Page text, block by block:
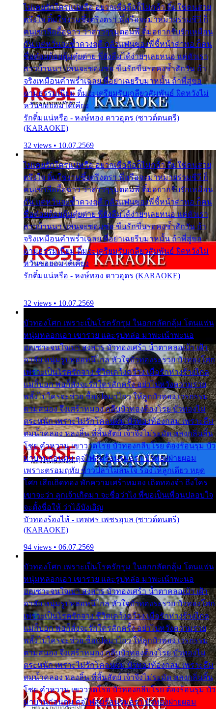
ไม่เคยรักใครแน่หรือ อยากเชื่อถือก็ไม่กล้า ติ๋มใช่คนสวย
ตรึงใจ ติ๋มใช่งามซึ้งตรึงตรา พี่หรือจะมาหมายร่วมชีวี ก็
คนเขาลืออื้อฉาว ว่าสาวๆรุมตอมพี่ ติ๋มอยากรับรักเหมือน
กัน แต่หวั่นจะช้ำดวงฤดี กลัวแฟนของพี่ชี้หน้าด่าทอ ก็คน
ชื่อต๋อยต้อยตุ้มตุ๋ยต่าย พี่ยังลืมได้ง่ายๆเลยหนอ แค่ตัวเรา
สาวบ้านนา แสนจะซอมซ่อ ขืนรักขืนรอคงช้ำสักวัน ถ้า
จริงเหมือนคำพร่ำเฉลย พี่อย่าเฉยรีบมาหมั้น ถ้าพี่สู่ขอ
ตามธรรมเนียม ติ๋มจะเตรียมรับเกลียวสัมพันธ์ ผิดหวังไม่
หวั่นขอยอมได้เคียง
รักติ๋มแน่หรือ - หงษ์ทอง ดาวอุดร (ซาวด์ดนตรี)
(KARAOKE)
32 views • 10.07.2569
ไม่เคยรักใครแน่หรือ อยากเชื่อถือก็ไม่กล้า ติ๋มใช่คนสวย
ตรึงใจ ติ๋มใช่งามซึ้งตรึงตรา พี่หรือจะมาหมายร่วมชีวี ก็
คนเขาลืออื้อฉาว ว่าสาวๆรุมตอมพี่ ติ๋มอยากรับรักเหมือน
กัน แต่หวั่นจะช้ำดวงฤดี กลัวแฟนของพี่ชี้หน้าด่าทอ ก็คน
ชื่อต๋อยต้อยตุ้มตุ๋ยต่าย พี่ยังลืมได้ง่ายๆเลยหนอ แค่ตัวเรา
สาวบ้านนา แสนจะซอมซ่อ ขืนรักขืนรอคงช้ำสักวัน ถ้า
จริงเหมือนคำพร่ำเฉลย พี่อย่าเฉยรีบมาหมั้น ถ้าพี่สู่ขอ
ตามธรรมเนียม ติ๋มจะเตรียมรับเกลียวสัมพันธ์ ผิดหวังไม่
หวั่นขอยอมได้เคียง
รักติ๋มแน่หรือ - หงษ์ทอง ดาวอุดร (KARAOKE)
32 views • 10.07.2569
บัวทองโศก เพราะเป็นโรครักรุม ในอกกลัดกลุ้ม โดนแฟน
หนุ่มหลอกเอา เขารวย และรูปหล่อ มาพะเน้าพะนอ
ออเซาะจนใจเบา สงสาร บัวทองเศร้า น้ำตาคลอเบ้า เฝ้า
อาลัย หนุ่มรูปหล่อหนีไกล หัวใจบัวทองระรวย บัวทองโศก
เพราะเป็นโรครักจาง ชีวิตเคว้งคว้าง เมื่อรักห่างร้างไกล
แม่ก็บอก พ่อก็สั่งจะรักใครสักครั้ง อย่าไปหวังความรวย
พลั้งไปใครจะช่วย ซื้อเปลมาไกว ให้ลูกบัวทอง เวรกรรม
ตามสนอง จึงเศร้าหมอง กลีบบัวทองต้องโรย บัวทองไม่
ตระหนัก เพราะไม่รักโคลนตม บัวทองท้องกลม เพราะลืม
ตมน้ำคลอง หลงลิ้น ที่สิ้นสัตย์ เจ้าจึงไม่ระมัด หลงกลิ่นลิ้น
โชย คำหวาน เขาวาดโรย บัวทองกลีบโรย ต้องร้อนรุม บัว
มาบานก่อนตูม ดุจไฟสุมร้อนรุมอุรา บัวทองผ่ายผอม
เพราะตรอมฤทัย ข้าวปลาไม่สนใจ ร้องไห้ลูกเดียว หยุด
โศก เสียเถิดทอง พักความเศร้าหมอง เถิดทองจ๋า ถึงใคร
เขาจะว่า ลูกเจ้าเกิดมา จะชื่อว่าไง พี่ขอเป็นเพื่อนปลอบใจ
จะตั้งชื่อให้ ว่าไอ้บังเอิญ
บัวทองร้องไห้ - เทพพร เพชรอุบล (ซาวด์ดนตรี)
(KARAOKE)
94 views • 06.07.2569
บัวทองโศก เพราะเป็นโรครักรุม ในอกกลัดกลุ้ม โดนแฟน
หนุ่มหลอกเอา เขารวย และรูปหล่อ มาพะเน้าพะนอ
ออเซาะจนใจเบา สงสาร บัวทองเศร้า น้ำตาคลอเบ้า เฝ้า
อาลัย หนุ่มรูปหล่อหนีไกล หัวใจบัวทองระรวย บัวทองโศก
เพราะเป็นโรครักจาง ชีวิตเคว้งคว้าง เมื่อรักห่างร้างไกล
แม่ก็บอก พ่อก็สั่งจะรักใครสักครั้ง อย่าไปหวังความรวย
พลั้งไปใครจะช่วย ซื้อเปลมาไกว ให้ลูกบัวทอง เวรกรรม
ตามสนอง จึงเศร้าหมอง กลีบบัวทองต้องโรย บัวทองไม่
ตระหนัก เพราะไม่รักโคลนตม บัวทองท้องกลม เพราะลืม
ตมน้ำคลอง หลงลิ้น ที่สิ้นสัตย์ เจ้าจึงไม่ระมัด หลงกลิ่นลิ้น
โชย คำหวาน เขาวาดโรย บัวทองกลีบโรย ต้องร้อนรุม บัว
มาบานก่อนตูม ดุจไฟสุมร้อนรุมอุรา บัวทองผ่ายผอม